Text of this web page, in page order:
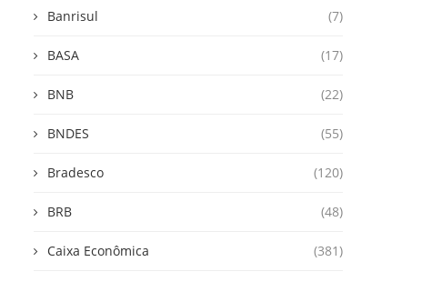
Banrisul (7)
BASA (17)
BNB (22)
BNDES (55)
Bradesco (120)
BRB (48)
Caixa Econômica (381)